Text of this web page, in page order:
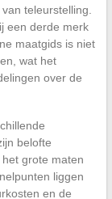
teleurstelling.
een derde merk
maatgids is niet
wat het
over de
belofte
grote maten
liggen
en de